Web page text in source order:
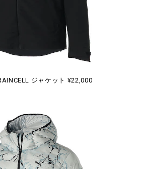
ジャケット ¥22,000